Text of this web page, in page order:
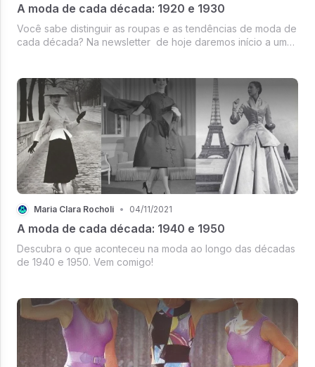
A moda de cada década: 1920 e 1930
Você sabe distinguir as roupas e as tendências de moda de
cada década? Na newsletter de hoje daremos início a uma
Maria Clara Rocholi • 04/11/2021
A moda de cada década: 1940 e 1950
Descubra o que aconteceu na moda ao longo das décadas
de 1940 e 1950. Vem comigo!